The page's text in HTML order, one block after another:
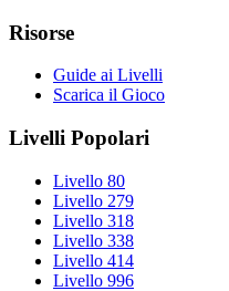
Risorse
Guide ai Livelli
Scarica il Gioco
Livelli Popolari
Livello 80
Livello 279
Livello 318
Livello 338
Livello 414
Livello 996